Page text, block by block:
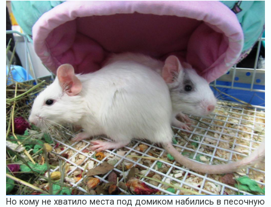
Но кому не хватило места под домиком набились в песочную